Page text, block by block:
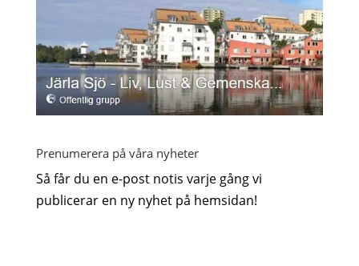
Prenumerera på våra nyheter
Så får du en e-post notis varje gång vi
publicerar en ny nyhet på hemsidan!